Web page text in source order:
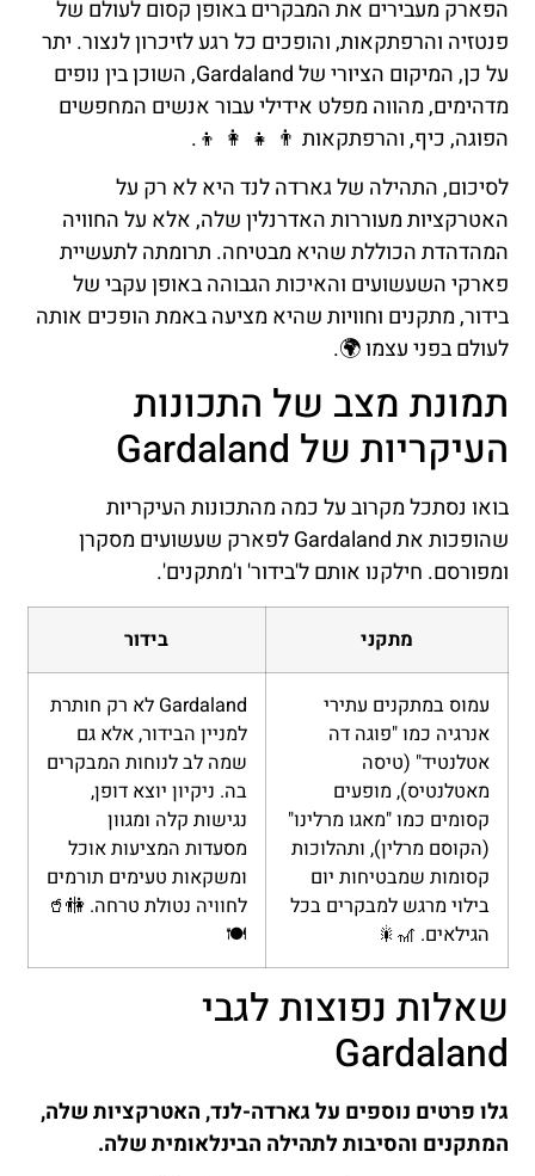
הפארק מעבירים את המבקרים באופן קסום לעולם של
פנטזיה והרפתקאות, והופכים כל רגע לזיכרון לנצור. יתר
על כן, המיקום הציורי של Gardaland, השוכן בין נופים
מדהימים, מהווה מפלט אידילי עבור אנשים המחפשים
הפוגה, כיף, והרפתקאות 👨 👧 👩 👦.
לסיכום, התהילה של גארדה לנד היא לא רק על
האטרקציות מעוררות האדרנלין שלה, אלא על החוויה
המהדהדת הכוללת שהיא מבטיחה. תרומתה לתעשיית
פארקי השעשועים והאיכות הגבוהה באופן עקבי של
בידור, מתקנים וחוויות שהיא מציעה באמת הופכים אותה
לעולם בפני עצמו 🌍.
תמונת מצב של התכונות
העיקריות של Gardaland
בואו נסתכל מקרוב על כמה מהתכונות העיקריות
שהופכות את Gardaland לפארק שעשועים מסקרן
ומפורסם. חילקנו אותם ל'בידור' ו'מתקנים'.
מתקני בידור
עמוס במתקנים עתירי
אנרגיה כמו "פוגה דה
אטלנטיד" (טיסה
מאטלנטיס), מופעים
קסומים כמו "מאגו מרלינו"
(הקוסם מרלין), ותהלוכות
קסומות שמבטיחות יום
בילוי מרגש למבקרים בכל
הגילאים. 🎢🎇
Gardaland לא רק חותרת
למניין הבידור, אלא גם
שמה לב לנוחות המבקרים
בה. ניקיון יוצא דופן,
נגישות קלה ומגוון
מסעדות המציעות אוכל
ומשקאות טעימים תורמים
לחוויה נטולת טרחה. 🚻🥤
🍽️
שאלות נפוצות לגבי
Gardaland
גלו פרטים נוספים על גארדה-לנד, האטרקציות שלה,
המתקנים והסיבות לתהילה הבינלאומית שלה.